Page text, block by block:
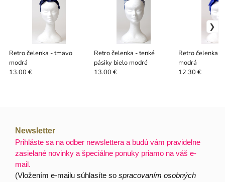
Retro čelenka - tmavo
modrá
13.00 €
Retro čelenka - tenké
pásiky bielo modré
13.00 €
Retro čelenka -
modrá
12.30 €
Newsletter
Prihláste sa na odber newslettera a budú vám pravidelne
zasielané novinky a špeciálne ponuky priamo na váš e-
mail.
(Vložením e-mailu súhlasíte sospracovaním osobných